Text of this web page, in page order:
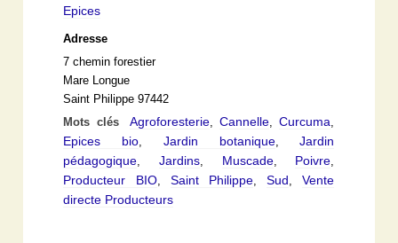
Epices
Adresse
7 chemin forestier
Mare Longue
Saint Philippe 97442
Mots clés
Agroforesterie,Cannelle ,Curcuma
Epices bio Jardin botanique,Jardin
pédagogique ,Jardins Muscade, Poivre
Producteur BIO, Saint Philippe ,Sud ,Vente
directe Producteurs